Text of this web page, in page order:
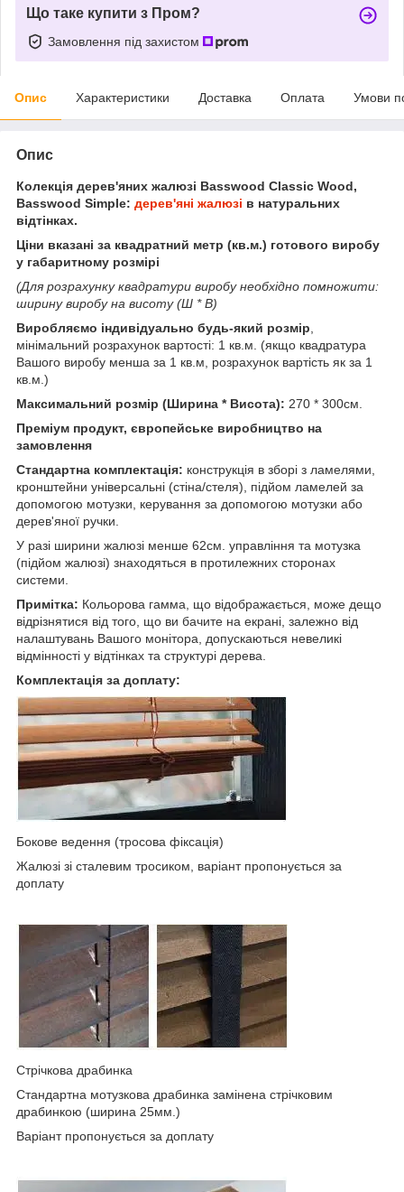
Що таке купити з Пром?
Замовлення під захистом
Опис Характеристики Доставка Оплата Умови
Опис
Колекція дерев'яних жалюзі Basswood Classic Wood,
Basswood Simple: дерев'яні жалюзі в натуральних
відтінках.
Ціни вказані за квадратний метр (кв.м.) готового виробу
у габаритному розмірі
(Для розрахунку квадратури виробу необхідно помножити:
ширину виробу на висоту (Ш * В)
Виробляємо індивідуально будь-який розмір
мінімальний розрахунок вартості: 1 кв.м. (якщо квадратура
Вашого виробу менша за 1 кв.м, розрахунок вартість як за 1
кв.м.)
Максимальний розмір (Ширина * Висота): 270 * 300см.
Преміум продукт, європейське виробництво на
замовлення
Стандартна комплектація: конструкція в зборі з ламелями,
кронштейни універсальні (стіна/стеля), підйом ламелей за
допомогою мотузки, керування за допомогою мотузки або
дерев'яної ручки.
У разі ширини жалюзі менше 62см. управління та мотузка
(підйом жалюзі) знаходяться в протилежних сторонах
системи.
Примітка: Кольорова гамма, що відображається, може дещо
відрізнятися від того, що ви бачите на екрані, залежно від
налаштувань Вашого монітора, допускаються невеликі
відмінності у відтінках та структурі дерева.
Комплектація за доплату:
Бокове ведення (тросова фіксація)
Жалюзі зі сталевим тросиком, варіант пропонується за
доплату
Стрічкова драбинка
Стандартна мотузкова драбинка замінена стрічковим
драбинкою (ширина 25мм.)
Варіант пропонується за доплату